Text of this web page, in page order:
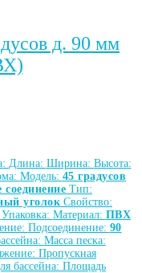
д. 90 мм
Длина: Ширина: Высота:
Модель: 45 градусов
соединение Тип:
уголок Свойство:
Упаковка: Материал: ПВХ
Подсоединение: 90
Масса песка:
Пропускная
бассейна: Площадь